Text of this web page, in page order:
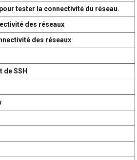
tester la connectivité du réseau.
des réseaux
des réseaux
SSH